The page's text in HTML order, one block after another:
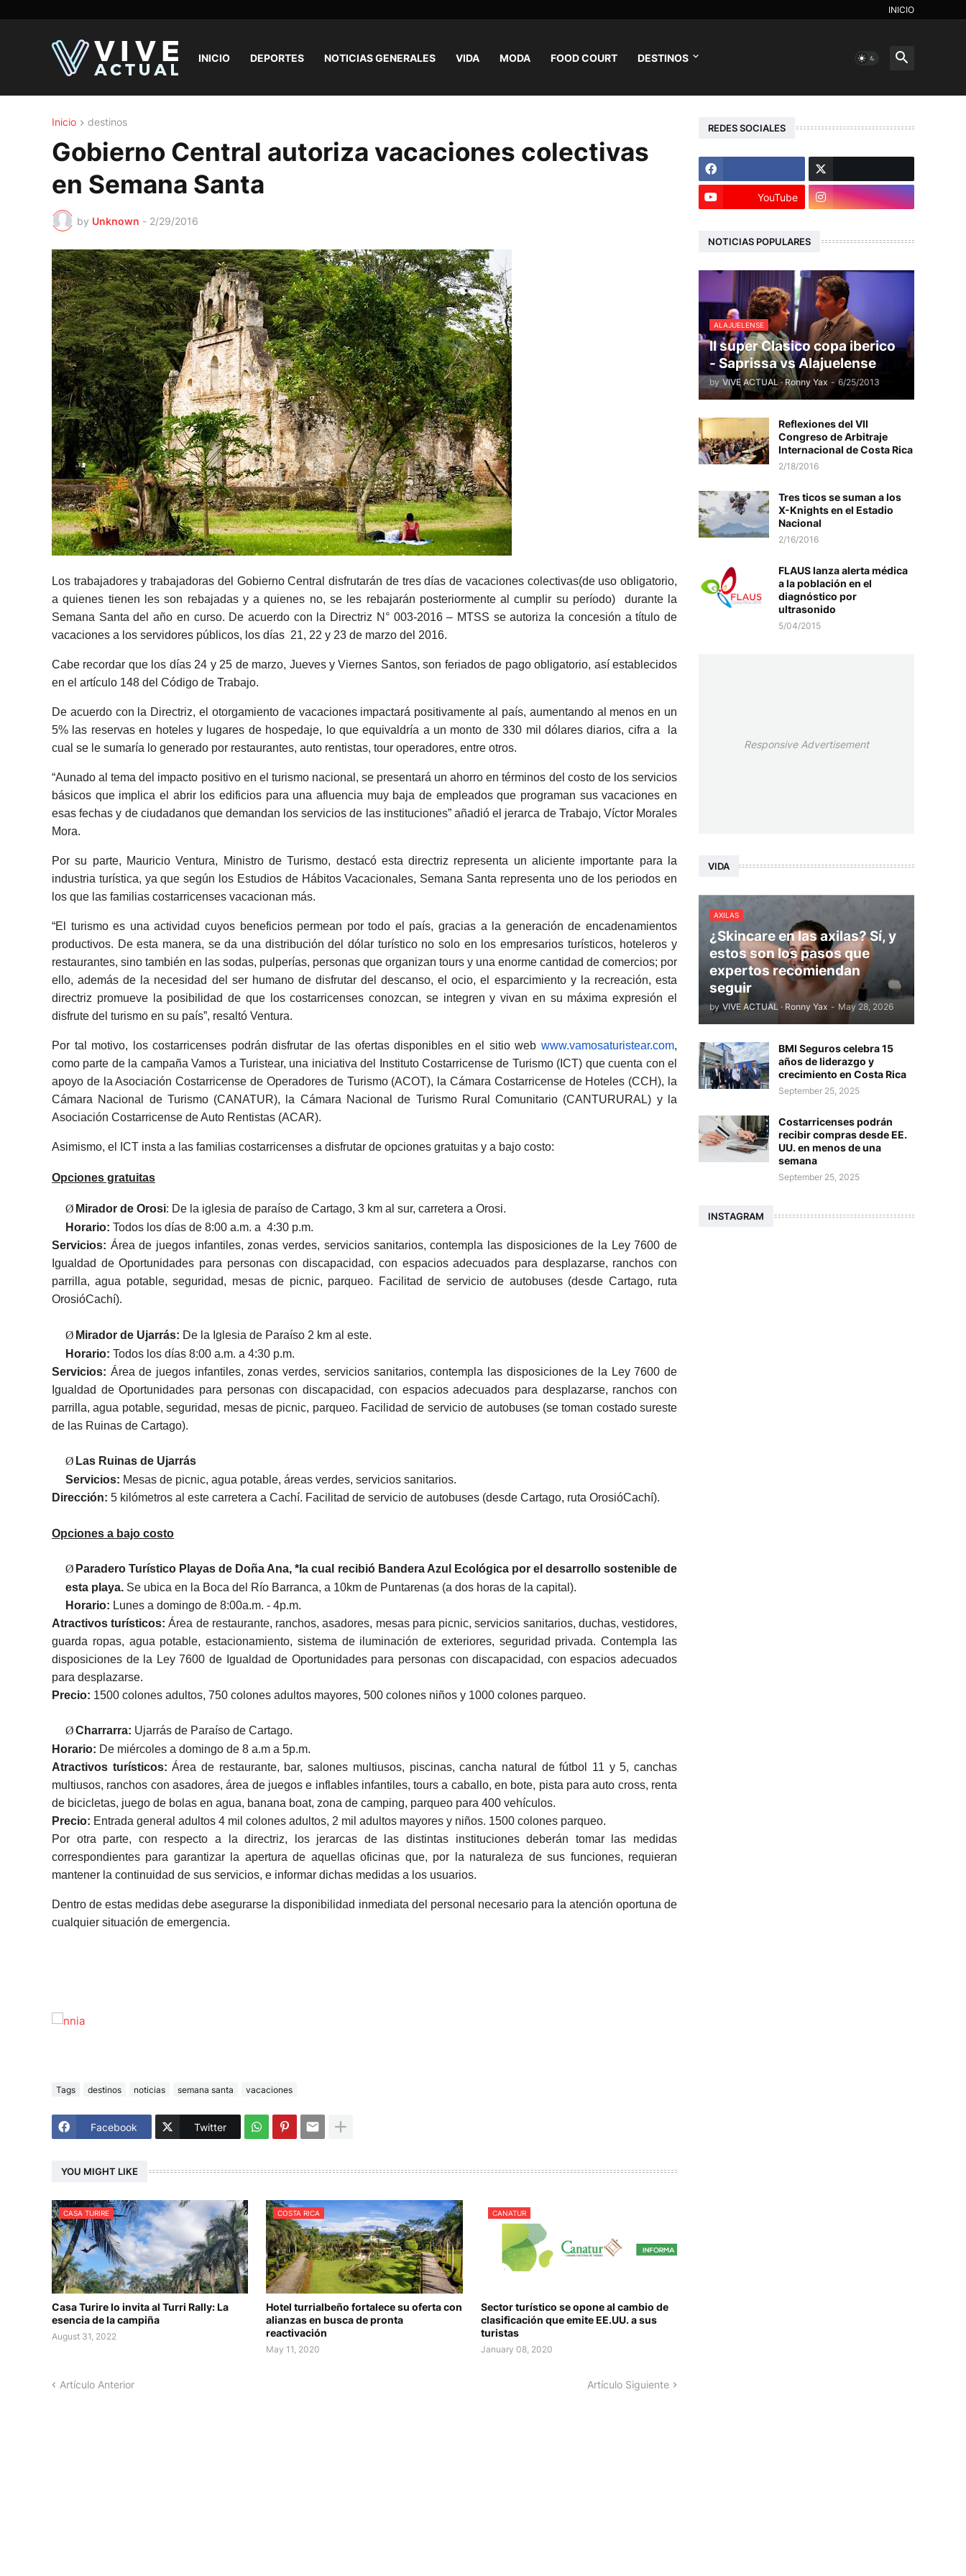
INICIO
INICIO DEPORTES NOTICIAS GENERALES VIDA MODA FOOD COURT DESTINOS
Inicio destinos
Gobierno Central autoriza vacaciones colectivas
en Semana Santa
by Unknown - 2/29/2016
Los trabajadores y trabajadoras del Gobierno Central disfrutarán de tres días de vacaciones colectivas(de uso obligatorio,
a quienes tienen les son rebajadas y a quienes no, se les rebajarán posteriormente al cumplir su período) durante la
Semana Santa del año en curso. De acuerdo con la Directriz N° 003-2016 – MTSS se autoriza la concesión a título de
vacaciones a los servidores públicos, los días 21, 22 y 23 de marzo del 2016.
Cabe recordar que los días 24 y 25 de marzo, Jueves y Viernes Santos, son feriados de pago obligatorio, así establecidos
en el artículo 148 del Código de Trabajo.
De acuerdo con la Directriz, el otorgamiento de vacaciones impactará positivamente al país, aumentando al menos en un
5% las reservas en hoteles y lugares de hospedaje, lo que equivaldría a un monto de 330 mil dólares diarios, cifra a la
cual se le sumaría lo generado por restaurantes, auto rentistas, tour operadores, entre otros.
“Aunado al tema del impacto positivo en el turismo nacional, se presentará un ahorro en términos del costo de los servicios
básicos que implica el abrir los edificios para una afluencia muy baja de empleados que programan sus vacaciones en
esas fechas y de ciudadanos que demandan los servicios de las instituciones” añadió el jerarca de Trabajo, Víctor Morales
Mora.
Por su parte, Mauricio Ventura, Ministro de Turismo, destacó esta directriz representa un aliciente importante para la
industria turística, ya que según los Estudios de Hábitos Vacacionales, Semana Santa representa uno de los periodos en
los que las familias costarricenses vacacionan más.
“El turismo es una actividad cuyos beneficios permean por todo el país, gracias a la generación de encadenamientos
productivos. De esta manera, se da una distribución del dólar turístico no solo en los empresarios turísticos, hoteleros y
restaurantes, sino también en las sodas, pulperías, personas que organizan tours y una enorme cantidad de comercios; por
ello, además de la necesidad del ser humano de disfrutar del descanso, el ocio, el esparcimiento y la recreación, esta
directriz promueve la posibilidad de que los costarricenses conozcan, se integren y vivan en su máxima expresión el
disfrute del turismo en su país”, resaltó Ventura.
Por tal motivo, los costarricenses podrán disfrutar de las ofertas disponibles en el sitio web www.vamosaturistear.com,
como parte de la campaña Vamos a Turistear, una iniciativa del Instituto Costarricense de Turismo (ICT) que cuenta con el
apoyo de la Asociación Costarricense de Operadores de Turismo (ACOT), la Cámara Costarricense de Hoteles (CCH), la
Cámara Nacional de Turismo (CANATUR), la Cámara Nacional de Turismo Rural Comunitario (CANTURURAL) y la
Asociación Costarricense de Auto Rentistas (ACAR).
Asimismo, el ICT insta a las familias costarricenses a disfrutar de opciones gratuitas y a bajo costo:
Opciones gratuitas
Ø Mirador de Orosi: De la iglesia de paraíso de Cartago, 3 km al sur, carretera a Orosi.
Horario: Todos los días de 8:00 a.m. a 4:30 p.m.
Servicios: Área de juegos infantiles, zonas verdes, servicios sanitarios, contempla las disposiciones de la Ley 7600 de
Igualdad de Oportunidades para personas con discapacidad, con espacios adecuados para desplazarse, ranchos con
parrilla, agua potable, seguridad, mesas de picnic, parqueo. Facilitad de servicio de autobuses (desde Cartago, ruta
OrosióCachí).
Ø Mirador de Ujarrás: De la Iglesia de Paraíso 2 km al este.
Horario: Todos los días 8:00 a.m. a 4:30 p.m.
Servicios: Área de juegos infantiles, zonas verdes, servicios sanitarios, contempla las disposiciones de la Ley 7600 de
Igualdad de Oportunidades para personas con discapacidad, con espacios adecuados para desplazarse, ranchos con
parrilla, agua potable, seguridad, mesas de picnic, parqueo. Facilidad de servicio de autobuses (se toman costado sureste
de las Ruinas de Cartago).
Ø Las Ruinas de Ujarrás
Servicios: Mesas de picnic, agua potable, áreas verdes, servicios sanitarios.
Dirección: 5 kilómetros al este carretera a Cachí. Facilitad de servicio de autobuses (desde Cartago, ruta OrosióCachí).
Opciones a bajo costo
Ø Paradero Turístico Playas de Doña Ana, *la cual recibió Bandera Azul Ecológica por el desarrollo sostenible de
esta playa.Se ubica en la Boca del Río Barranca, a 10km de Puntarenas (a dos horas de la capital).
Horario: Lunes a domingo de 8:00a.m. - 4p.m.
Atractivos turísticos: Área de restaurante, ranchos, asadores, mesas para picnic, servicios sanitarios, duchas, vestidores,
guarda ropas, agua potable, estacionamiento, sistema de iluminación de exteriores, seguridad privada. Contempla las
disposiciones de la Ley 7600 de Igualdad de Oportunidades para personas con discapacidad, con espacios adecuados
para desplazarse.
Precio: 1500 colones adultos, 750 colones adultos mayores, 500 colones niños y 1000 colones parqueo.
ØCharrarra: Ujarrás de Paraíso de Cartago.
Horario: De miércoles a domingo de 8 a.m a 5p.m.
Atractivos turísticos: Área de restaurante, bar, salones multiusos, piscinas, cancha natural de fútbol 11 y 5, canchas
multiusos, ranchos con asadores, área de juegos e inflables infantiles, tours a caballo, en bote, pista para auto cross, renta
de bicicletas, juego de bolas en agua, banana boat, zona de camping, parqueo para 400 vehículos.
Precio: Entrada general adultos 4 mil colones adultos, 2 mil adultos mayores y niños. 1500 colones parqueo.
Por otra parte, con respecto a la directriz, los jerarcas de las distintas instituciones deberán tomar las medidas
correspondientes para garantizar la apertura de aquellas oficinas que, por la naturaleza de sus funciones, requieran
mantener la continuidad de sus servicios, e informar dichas medidas a los usuarios.
Dentro de estas medidas debe asegurarse la disponibilidad inmediata del personal necesario para la atención oportuna de
cualquier situación de emergencia.
Tags destinos noticias semana santa vacaciones
Facebook Twitter
YOU MIGHT LIKE
CASA TURIRE
Casa Turire lo invita al Turri Rally: La
esencia de la campiña
August 31, 2022
COSTA RICA
Hotel turrialbeño fortalece su oferta con
alianzas en busca de pronta
reactivación
May 11, 2020
CANATUR
Sector turístico se opone al cambio de
clasificación que emite EE.UU. a sus
turistas
January 08, 2020
Artículo Anterior Artículo Siguiente
REDES SOCIALES
YouTube
NOTICIAS POPULARES
ALAJUELENSE
II super Clasico copa iberico
- Saprissa vs Alajuelense
by VIVE ACTUAL · Ronny Yax - 6/25/2013
Reflexiones del VII
Congreso de Arbitraje
Internacional de Costa Rica
2/18/2016
Tres ticos se suman a los
X-Knights en el Estadio
Nacional
2/16/2016
FLAUS lanza alerta médica
a la población en el
diagnóstico por
ultrasonido
5/04/2015
Responsive Advertisement
VIDA
AXILAS
¿Skincare en las axilas? Sí, y
estos son los pasos que
expertos recomiendan
seguir
by VIVE ACTUAL · Ronny Yax - May 28, 2026
BMI Seguros celebra 15
años de liderazgo y
crecimiento en Costa Rica
September 25, 2025
Costarricenses podrán
recibir compras desde EE.
UU. en menos de una
semana
September 25, 2025
INSTAGRAM